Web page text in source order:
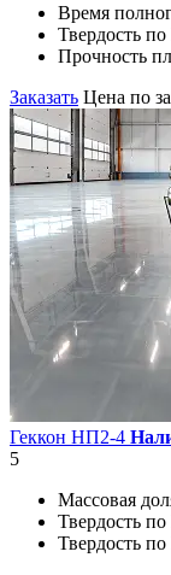
Время
Твердость
Прочность
Заказать Цена по
Геккон НП2-4
5
Массовая
Твердость
Твердость